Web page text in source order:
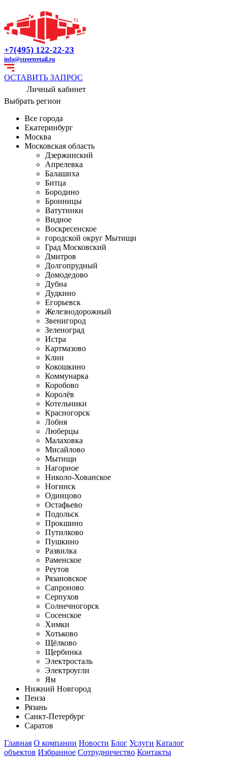
+7(495) 122-22-23
info@streetretail.ru
ОСТАВИТЬ ЗАПРОС
Личный кабинет
Выбрать регион
Все города
Екатеринбург
Москва
Московская область
Дзержинский
Апрелевка
Балашиха
Битца
Бородино
Бронницы
Ватутинки
Видное
Воскресенское
городской округ Мытищи
Град Московский
Дмитров
Долгопрудный
Домодедово
Дубна
Дудкино
Егорьевск
Железнодорожный
Звенигород
Зеленоград
Истра
Картмазово
Клин
Кокошкино
Коммунарка
Коробово
Королёв
Котельники
Красногорск
Лобня
Люберцы
Малаховка
Мисайлово
Мытищи
Нагорное
Николо-Хованское
Ногинск
Одинцово
Остафьево
Подольск
Прокшино
Путилково
Пушкино
Развилка
Раменское
Реутов
Рязановское
Сапроново
Серпухов
Солнечногорск
Сосенское
Химки
Хотьково
Щёлково
Щербинка
Электросталь
Электроугли
Ям
Нижний Новгород
Пенза
Рязань
Санкт-Петербург
Саратов
Главная О компании Новости Блог Услуги Каталог
объектов Избранное Сотрудничество Контакты